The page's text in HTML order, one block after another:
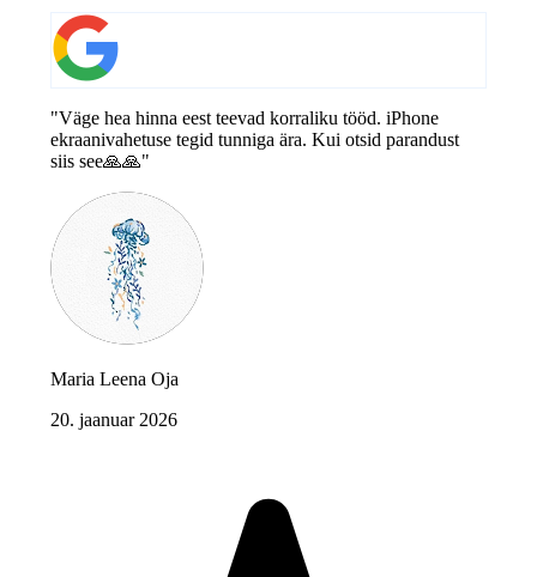
"Väge hea hinna eest teevad korraliku tööd. iPhone
ekraanivahetuse tegid tunniga ära. Kui otsid parandust
siis see🙏🙏"
Maria Leena Oja
20. jaanuar 2026